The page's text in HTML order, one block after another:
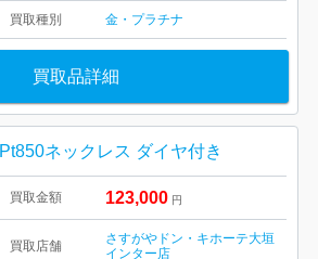
買取種別 金・プラチナ
買取品詳細
Pt850ネックレス ダイヤ付き
買取金額 123,000 円
買取店舗
さすがやドン・キホーテ大垣
インター店